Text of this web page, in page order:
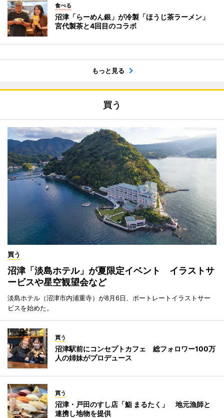
食べる
沼津「らーめん銀」が冷製「ほうじ茶ラーメン」
宮代製茶と4回目のコラボ
もっと見る
買う
買う
沼津「淡島ホテル」が夏限定イベント イラストサ
ービスや星空観望会など
淡島ホテル（沼津市内浦重寺）が8月6日、ポートレートイラストサー
ビスを始めた。
買う
沼津駅前にコンセプトカフェ 総フォロワー100万
人の姉妹がプロデュース
買う
沼津・戸田のすし店「鮨 まるたく」 地元漁師と
連携し地物を提供